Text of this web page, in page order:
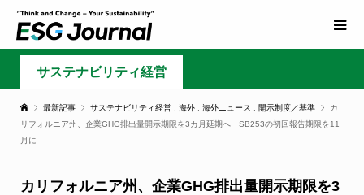
サステナビリティ経営
最新記事 サステナビリティ経営 海外 海外ニュース 開示制度／基準
カ
リフォルニア州、企業GHG排出量開示期限を3カ月延期へ SB253の初回報告期限を11
月に
カリフォルニア州、企業GHG排出量開示期限を3